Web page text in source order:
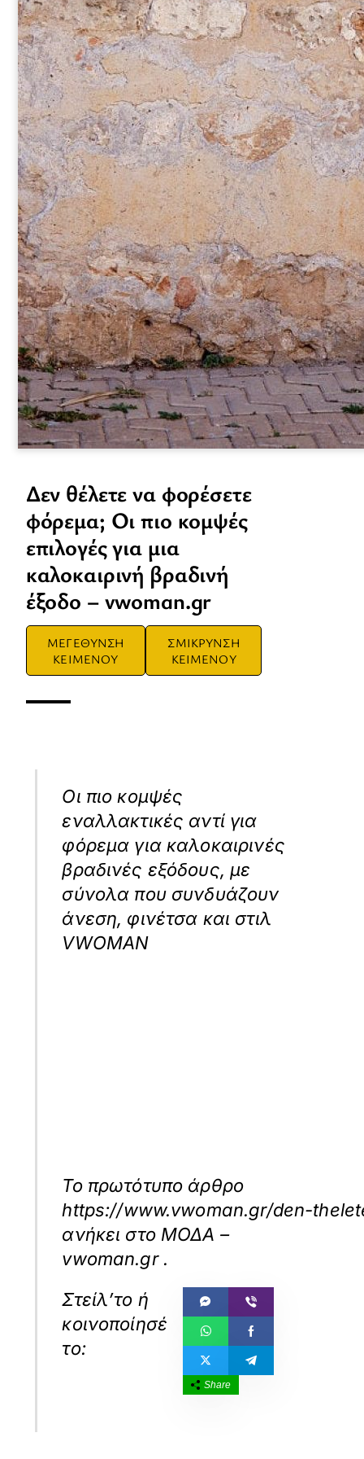
Δεν θέλετε να φορέσετε
φόρεμα; Οι πιο κομψές
επιλογές για μια
καλοκαιρινή βραδινή
έξοδο – vwoman.gr
ΜΕΓΕΘΥΝΣΗ
ΚΕΙΜΕΝΟΥ
ΣΜΙΚΡΥΝΣΗ
ΚΕΙΜΕΝΟΥ
Οι πιο κομψές
εναλλακτικές αντί για
φόρεμα για καλοκαιρινές
βραδινές εξόδους, με
σύνολα που συνδυάζουν
άνεση, φινέτσα και στιλ
VWOMAN
Το πρωτότυπο άρθρο
https://www.vwoman.gr/den-
ανήκει στο ΜΟΔΑ –
vwoman.gr.
Share